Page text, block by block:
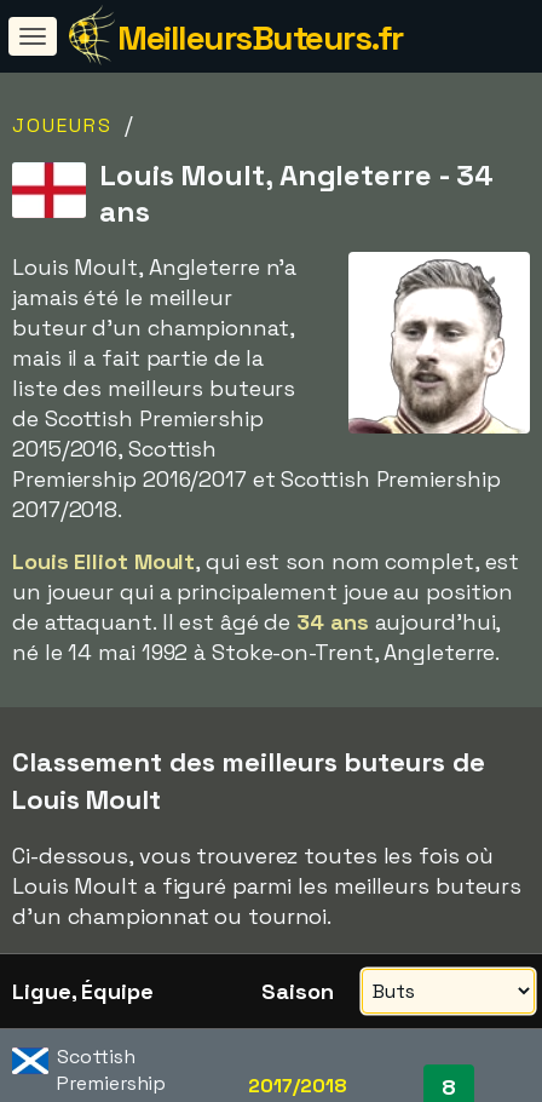
MeilleursButeurs.fr
JOUEURS /
Louis Moult, Angleterre - 34
ans
Louis Moult, Angleterre n'a
jamais été le meilleur
buteur d'un championnat,
mais il a fait partie de la
liste des meilleurs buteurs
de Scottish Premiership
2015/2016, Scottish
Premiership 2016/2017 et Scottish Premiership
2017/2018.
Louis Elliot Moult, qui est son nom complet, est
un joueur qui a principalement joue au position
de attaquant. Il est âgé de 34 ans aujourd'hui,
né le 14 mai 1992 à Stoke-on-Trent, Angleterre.
Classement des meilleurs buteurs de
Louis Moult
Ci-dessous, vous trouverez toutes les fois où
Louis Moult a figuré parmi les meilleurs buteurs
d'un championnat ou tournoi.
Ligue, Équipe Saison
Scottish
Premiership
2017/2018 8